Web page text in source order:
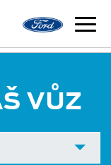
VŮZ